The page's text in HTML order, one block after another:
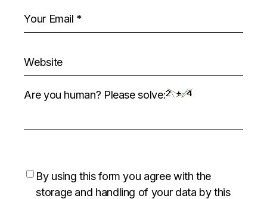
Are you human? Please solve:
By using this form you agree with the
storage and handling of your data by this